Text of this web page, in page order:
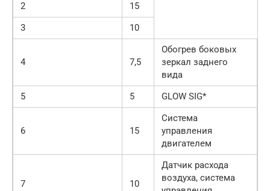
2
15
3
10
4 7,5
Обогрев боковых
зеркал заднего
вида
5
5 GLOW SIG*
6 15
Система
управления
двигателем
7 10
Датчик расхода
воздуха, система